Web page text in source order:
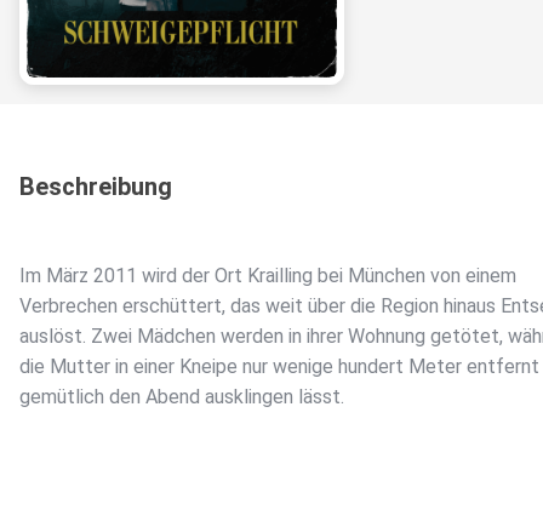
Beschreibung
Im März 2011 wird der Ort Krailling bei München von einem
Verbrechen erschüttert, das weit über die Region hinaus
auslöst. Zwei Mädchen werden in ihrer Wohnung getötet,
die Mutter in einer Kneipe nur wenige hundert Meter entfernt
gemütlich den Abend ausklingen lässt.